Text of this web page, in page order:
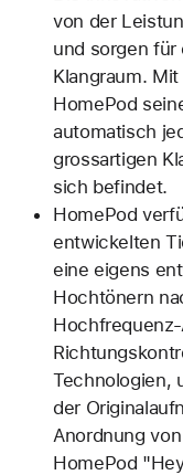
von der
und sorgen für
Klangraum.
HomePod
automatisch
grossartigen
sich befindet.
HomePod
entwickelten
eine eigens
Hochtönern
Technologien,
der
Anordnung
HomePod